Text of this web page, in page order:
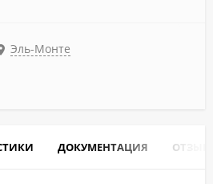
Эль-Монте
ДОКУМЕНТАЦИЯ